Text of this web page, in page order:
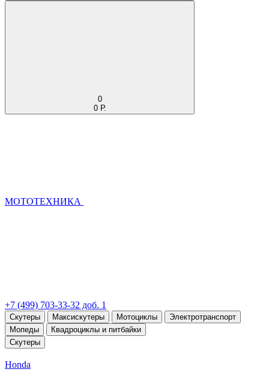
0
0 Р.
МОТОТЕХНИКА
+7 (499) 703-33-32 доб. 1
Скутеры Максискутеры Мотоциклы
Электротранспорт
Мопеды
Квадроциклы и питбайки
Скутеры
Honda